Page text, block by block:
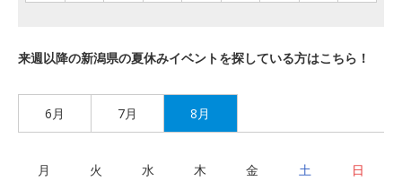
来週以降の新潟県の夏休みイベントを探している方はこちら！
6月 7月 8月
月 火 水 木 金 土 日